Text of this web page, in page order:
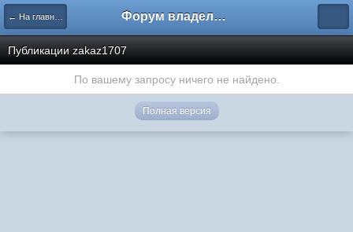
← На главную Форум владельцев интернет-магазинов
Публикации zakaz1707
По вашему запросу ничего не найдено.
Полная версия